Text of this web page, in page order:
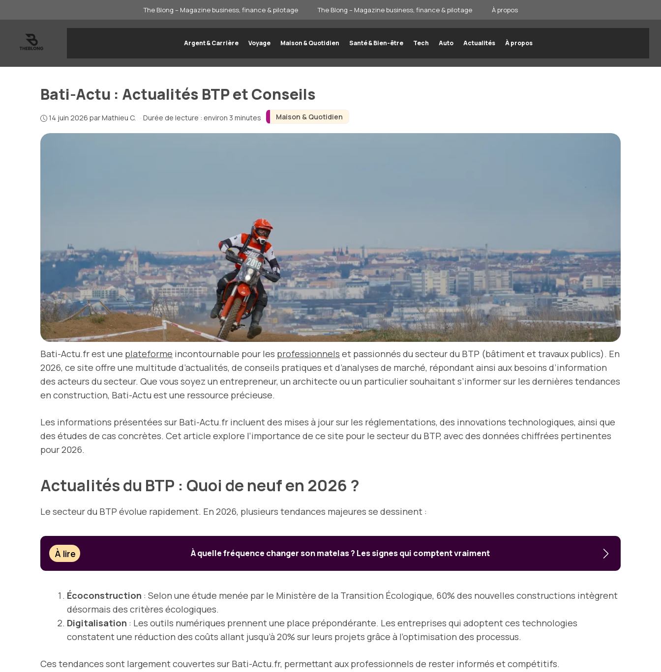
au
contenu
The Blong – Magazine business, finance & pilotage The Blong – Magazine business, finance & pilotage À propos
Argent & Carrière Voyage Maison & Quotidien Santé & Bien-être Tech Auto Actualités À propos
Maison & Quotidien
Bati-Actu : Actualités BTP et Conseils
14 juin 2026 parMathieu C. · Durée de lecture : environ 3 minutes
Bati-Actu.fr est une plateforme incontournable pour les professionnels et passionnés du secteur du BTP (bâtiment et travaux publics). En
2026, ce site offre une multitude d’actualités, de conseils pratiques et d’analyses de marché, répondant ainsi aux besoins d’information
des acteurs du secteur. Que vous soyez un entrepreneur, un architecte ou un particulier souhaitant s’informer sur les dernières tendances
en construction, Bati-Actu est une ressource précieuse.
Les informations présentées sur Bati-Actu.fr incluent des mises à jour sur les réglementations, des innovations technologiques, ainsi que
des études de cas concrètes. Cet article explore l’importance de ce site pour le secteur du BTP, avec des données chiffrées pertinentes
pour 2026.
Actualités du BTP : Quoi de neuf en 2026 ?
Le secteur du BTP évolue rapidement. En 2026, plusieurs tendances majeures se dessinent :
À lire À quelle fréquence changer son matelas ? Les signes qui comptent vraiment
Écoconstruction : Selon une étude menée par le Ministère de la Transition Écologique, 60% des nouvelles constructions intègrent
désormais des critères écologiques.
Digitalisation : Les outils numériques prennent une place prépondérante. Les entreprises qui adoptent ces technologies
constatent une réduction des coûts allant jusqu’à 20% sur leurs projets grâce à l’optimisation des processus.
Ces tendances sont largement couvertes sur Bati-Actu.fr, permettant aux professionnels de rester informés et compétitifs.